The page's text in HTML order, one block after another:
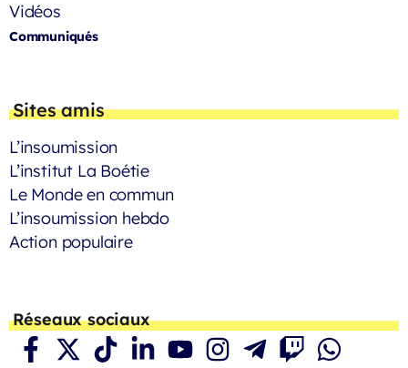
Vidéos
Communiqués
Sites amis
L’insoumission
L’institut La Boétie
Le Monde en commun
L’insoumission hebdo
Action populaire
Réseaux sociaux